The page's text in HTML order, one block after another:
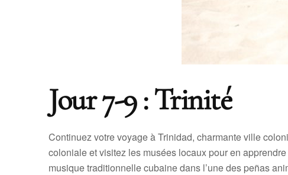
Jour 7-9 : Trinité
Continuez votre voyage à Trinidad, charmante ville
coloniale et visitez les musées locaux pour en
musique traditionnelle cubaine dans l’une des peñas